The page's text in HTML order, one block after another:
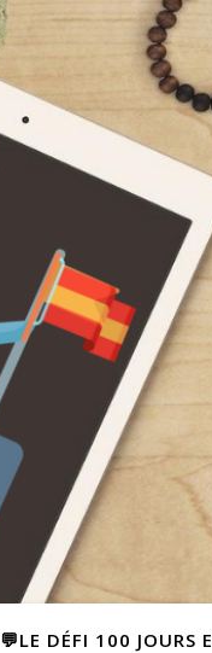
💬LE DÉFI 100 JOURS